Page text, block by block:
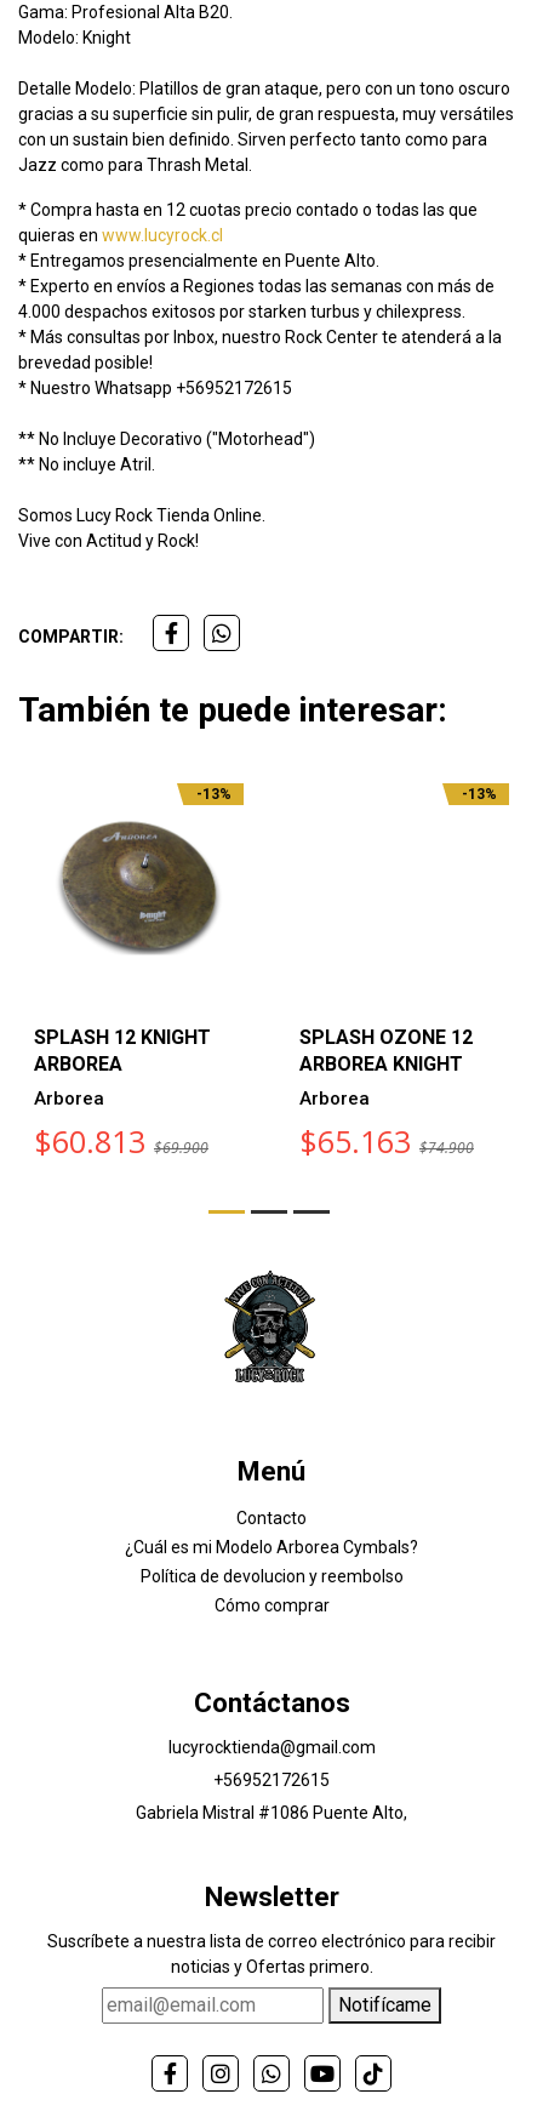
Gama: Profesional Alta B20.
Modelo: Knight
Detalle Modelo: Platillos de gran ataque, pero con un tono oscuro
gracias a su superficie sin pulir, de gran respuesta, muy versátiles
con un sustain bien definido. Sirven perfecto tanto como para
Jazz como para Thrash Metal.
* Compra hasta en 12 cuotas precio contado o todas las que
quieras en www.lucyrock.cl
* Entregamos presencialmente en Puente Alto.
* Experto en envíos a Regiones todas las semanas con más de
4.000 despachos exitosos por starken turbus y chilexpress.
* Más consultas por Inbox, nuestro Rock Center te atenderá a la
brevedad posible!
* Nuestro Whatsapp +56952172615
** No Incluye Decorativo ("Motorhead")
** No incluye Atril.
Somos Lucy Rock Tienda Online.
Vive con Actitud y Rock!
COMPARTIR:
También te puede interesar:
-13%
SPLASH 12 KNIGHT
ARBOREA
Arborea
$60.813 $69.900
-13%
SPLASH OZONE 12
ARBOREA KNIGHT
Arborea
$65.163 $74.900
Menú
Contacto
¿Cuál es mi Modelo Arborea Cymbals?
Política de devolucion y reembolso
Cómo comprar
Contáctanos
lucyrocktienda@gmail.com
+56952172615
Gabriela Mistral #1086 Puente Alto,
Newsletter
Suscríbete a nuestra lista de correo electrónico para recibir
noticias y Ofertas primero.
Notifícame